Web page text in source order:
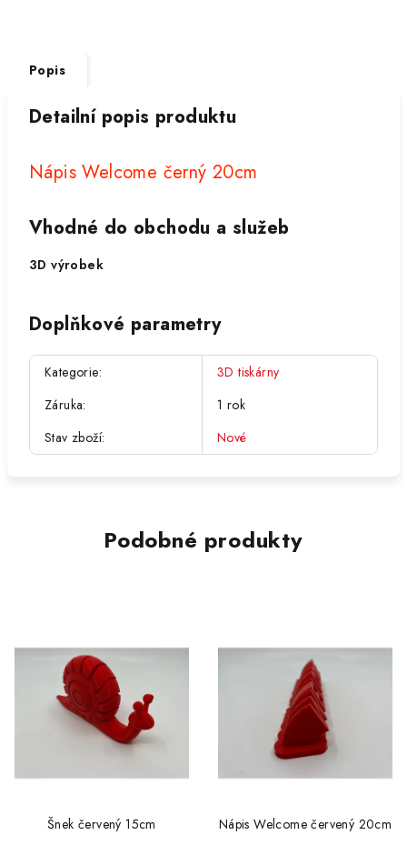
Popis
Detailní popis produktu
Nápis Welcome černý 20cm
Vhodné do obchodu a služeb
3D výrobek
Doplňkové parametry
Kategorie:
3D tiskárny
Záruka:
1 rok
Stav zboží: Nové
Podobné produkty
Šnek červený 15cm Nápis Welcome červený 20cm